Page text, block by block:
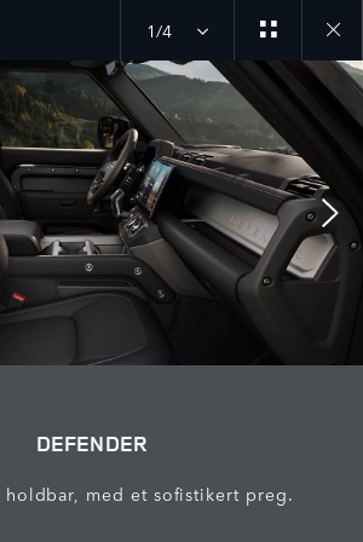
1/4
Close
gallery
DEFENDER
holdbar, med et sofistikert preg.